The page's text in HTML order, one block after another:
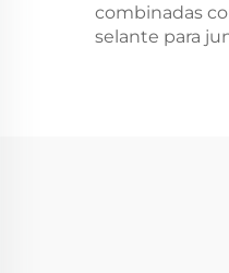
combinadas
selante para